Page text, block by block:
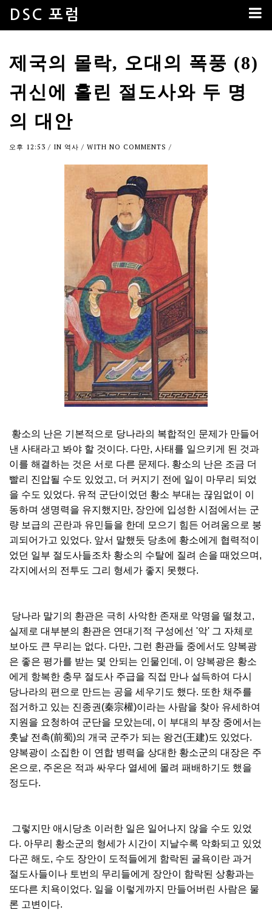
DSC 포럼
제국의 몰락, 오대의 폭풍 (8)
귀신에 홀린 절도사와 두 명
의 대안
오후 12:53 / IN 역사 / WITH NO COMMENTS /
황소의 난은 기본적으로 당나라의 복합적인 문제가 만들어
낸 사태라고 봐야 할 것이다. 다만, 사태를 일으키게 된 것과
이를 해결하는 것은 서로 다른 문제다. 황소의 난은 조금 더
빨리 진압될 수도 있었고, 더 커지기 전에 일이 마무리 되었
을 수도 있었다. 유적 군단이었던 황소 부대는 끊임없이 이
동하며 생명력을 유지했지만, 장안에 입성한 시점에서는 군
량 보급의 곤란과 유민들을 한데 모으기 힘든 어려움으로 붕
괴되어가고 있었다. 앞서 말했듯 당초에 황소에게 협력적이
었던 일부 절도사들조차 황소의 수탈에 질려 손을 때었으며,
각지에서의 전투도 그리 형세가 좋지 못했다.
당나라 말기의 환관은 극히 사악한 존재로 악명을 떨쳤고,
실제로 대부분의 환관은 연대기적 구성에선 '악' 그 자체로
보아도 큰 무리는 없다. 다만, 그런 환관들 중에서도 양복광
은 좋은 평가를 받는 몇 안되는 인물인데, 이 양복광은 황소
에게 항복한 충무 절도사 주급을 직접 만나 설득하여 다시
당나라의 편으로 만드는 공을 세우기도 했다. 또한 채주를
점거하고 있는 진종권(秦宗權)이라는 사람을 찾아 유세하여
지원을 요청하여 군단을 모았는데, 이 부대의 부장 중에서는
훗날 전촉(前蜀)의 개국 군주가 되는 왕건(王建)도 있었다.
양복광이 소집한 이 연합 병력을 상대한 황소군의 대장은 주
온으로, 주온은 적과 싸우다 열세에 몰려 패배하기도 했을
정도다.
그렇지만 애시당초 이러한 일은 일어나지 않을 수도 있었
다. 아무리 황소군의 형세가 시간이 지날수록 악화되고 있었
다곤 해도, 수도 장안이 도적들에게 함락된 굴욕이란 과거
절도사들이나 토번의 무리들에게 장안이 함락된 상황과는
또다른 치욕이었다. 일을 이렇게까지 만들어버린 사람은 물
론 고변이다.